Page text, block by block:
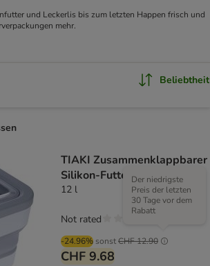
und Leckerlis bis zum letzten Happen frisch und
mehr.
Beliebtheit
TIAKI Zusammenklappbarer
Silikon-Futterbehälter
12 l
-24.96% sonstCHF 12.90
Der niedrigste
Preis der letzten
30 Tage vor dem
Rabatt
CHF 9.68
Not rated